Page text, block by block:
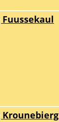
Fuussekaul
Krounebierg